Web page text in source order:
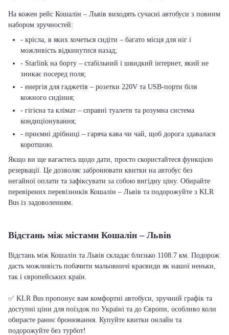
На кожен рейс Кошалін – Львів виходять сучасні автобуси з повним
набором зручностей:
- крісла, в яких хочеться сидіти – багато місця для ніг і
можливість відкинутися назад;
- Starlink на борту – стабільний і швидкий інтернет, який не
зникає посеред поля;
- енергія для гаджетів – розетки 220V та USB-порти біля
кожного сидіння;
- гігієна та клімат – справні туалети та розумна система
кондиціонування;
- приємні дрібниці – гаряча кава чи чай, щоб дорога здавалася
коротшою.
Якщо ви ще вагаєтесь щодо дати, просто скористайтеся функцією
резервації. Це дозволяє забронювати квитки на автобус без
негайної оплати та зафіксувати за собою вигідну ціну. Обирайте
перевірених перевізників Кошалін – Львів та подорожуйте з KLR
Bus із задоволенням.
Відстань між містами Кошалін – Львів
Відстань між Кошалін та Львів складає близько 1108.7 км. Подорож
дасть можливість побачити мальовничі краєвиди як нашої неньки,
так і європейських країн.
✅ KLR Bus пропонує вам комфортні автобуси, зручний графік та
доступні ціни для поїздок по Україні та до Європи, особливо коли
обираєте раннє бронювання. Купуйте квитки онлайн та
подорожуйте без турбот!